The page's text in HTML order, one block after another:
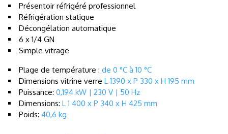
Présentoir réfrigéré professionnel
Réfrigération statique
Décongélation automatique
6 x 1/4 GN
Simple vitrage
Plage de température : de 0 °C à 10 °C
Dimensions vitrine verre L 1390 x P 330 x H 195 mm
Puissance: 0,194 kW | 230 V | 50 Hz
Dimensions: L 1 400 x P 340 x H 425 mm
Poids: 40,6 kg